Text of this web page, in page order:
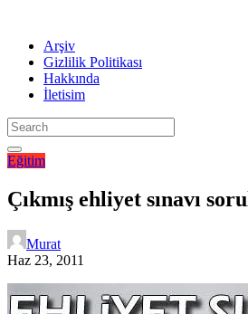
Arşiv
Gizlilik Politikası
Hakkında
İletisim
Eğitim
Çıkmış ehliyet sınavı
Murat
Haz 23, 2011